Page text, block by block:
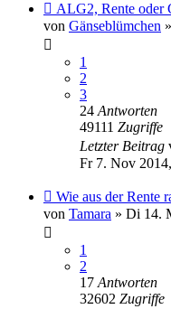
ALG2, Rente oder
von Gänseblümchen
1
2
3
24Antworten
49111 Zugriffe
Letzter Beitrag
Fr 7. Nov
Wie aus der Rente
von Tamara » Di 14.
1
2
17Antworten
32602 Zugriffe